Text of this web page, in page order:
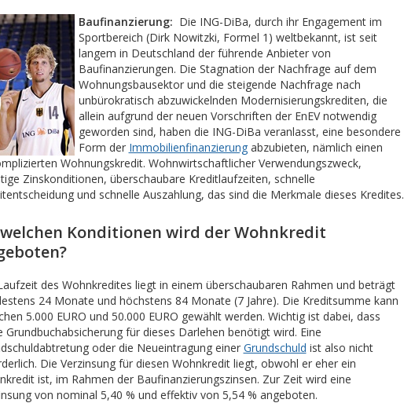
Baufinanzierung: Die ING-DiBa, durch ihr Engagement im
Sportbereich (Dirk Nowitzki, Formel 1) weltbekannt, ist seit
langem in Deutschland der führende Anbieter von
Baufinanzierungen. Die Stagnation der Nachfrage auf dem
Wohnungsbausektor und die steigende Nachfrage nach
unbürokratisch abzuwickelnden Modernisierungskrediten, die
allein aufgrund der neuen Vorschriften der EnEV notwendig
geworden sind, haben die ING-DiBa veranlasst, eine besondere
Form der Immobilienfinanzierungabzubieten, nämlich einen
Wohnungskredit. Wohnwirtschaftlicher Verwendungszweck,
Zinskonditionen, überschaubare Kreditlaufzeiten, schnelle
und schnelle Auszahlung, das sind die Merkmale dieses Kredites.
Konditionen wird der Wohnkredit
des Wohnkredites liegt in einem überschaubaren Rahmen und beträgt
24 Monate und höchstens 84 Monate (7 Jahre). Die Kreditsumme kann
5.000 EURO und 50.000 EURO gewählt werden. Wichtig ist dabei, dass
Grundbuchabsicherung für dieses Darlehen benötigt wird. Eine
oder die Neueintragung einer Grundschuld ist also nicht
Die Verzinsung für diesen Wohnkredit liegt, obwohl er eher ein
ist, im Rahmen der Baufinanzierungszinsen. Zur Zeit wird eine
von nominal 5,40 % und effektiv von 5,54 % angeboten.